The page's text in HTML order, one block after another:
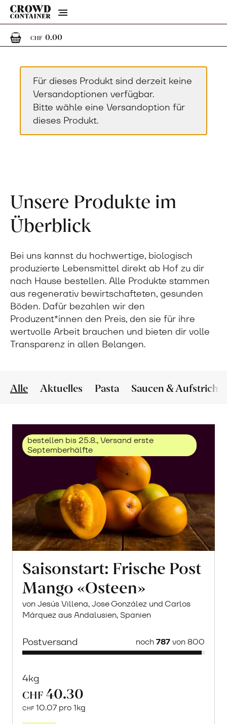
Menu
CHF 0.000 Artikel im Warenkorb
Für dieses Produkt sind derzeit keine
Versandoptionen verfügbar.
Bitte wähle eine Versandoption für
dieses Produkt.
Unsere Produkte im
Überblick
Bei uns kannst du hochwertige, biologisch
produzierte Lebensmittel direkt ab Hof zu dir
nach Hause bestellen. Alle Produkte stammen
aus regenerativ bewirtschafteten, gesunden
Böden. Dafür bezahlen wir den
Produzent*innen den Preis, den sie für ihre
wertvolle Arbeit brauchen und bieten dir volle
Transparenz in allen Belangen.
Alle Aktuelles Pasta Saucen & Aufstriche
bestellen bis 25.8., Versand erste
Septemberhälfte
Saisonstart: Frische Post
Mango «Osteen»
von Jesús Villena, Jose González und Carlos
Márquez aus Andalusien, Spanien
Postversand noch787von 800
4kg
CHF 40.30
CHF 10.07 pro 1kg